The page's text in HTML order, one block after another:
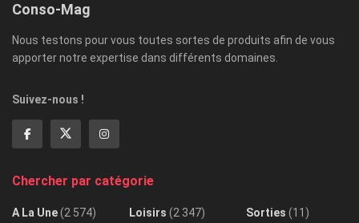
Conso-Mag
Nous testons pour vous toutes sortes de produits afin de vous
apporter notre expertise dans différents domaines.
Suivez-nous !
Chercher par catégorie
A La Une(2 574)
Loisirs (2 347) Sorties (11)